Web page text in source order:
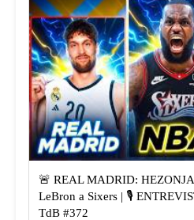
🚨 REAL MADRID:
LeBron a Sixers | 🎙️
TdB #372